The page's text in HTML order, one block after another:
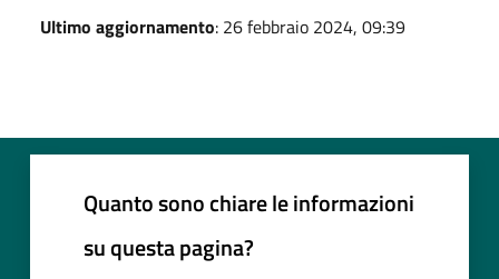
Ultimo aggiornamento: 26 febbraio 2024, 09:39
Quanto sono chiare le informazioni
su questa pagina?